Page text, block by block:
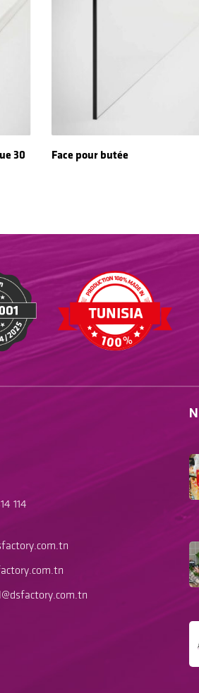
30
Read More
Face pour butée
114